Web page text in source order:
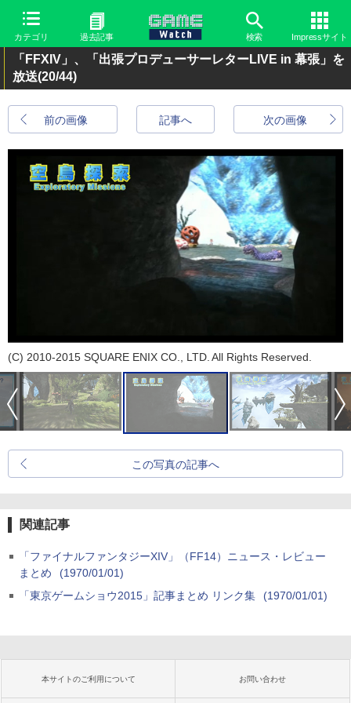
カテゴリ 過去記事 検索 Impressサイト
「FFXIV」、「出張プロデューサーレターLIVE in 幕張」を
放送(20/44)
前の画像 次の画像
記事へ
(C) 2010-2015 SQUARE ENIX CO., LTD. All Rights Reserved.
この写真の記事へ
関連記事
「ファイナルファンタジーXIV」（FF14）ニュース・レビュー
まとめ
(1970/01/01)
「東京ゲームショウ2015」記事まとめ リンク集
(1970/01/01)
本サイトのご利用について お問い合わせ